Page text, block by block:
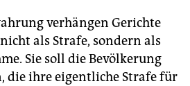
verhängen Gerichte
als Strafe, sondern als
Sie soll die Bevölkerung
die ihre eigentliche Strafe für